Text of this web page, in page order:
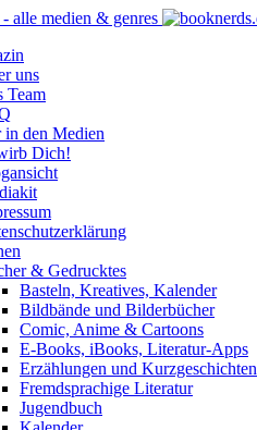
uns
Team
in den Medien
Dich!
& Gedrucktes
Basteln, Kreatives, Kalender
Bildbände und Bilderbücher
Comic, Anime & Cartoons
E-Books, iBooks, Literatur-Apps
Erzählungen und Kurzgeschichten
Fremdsprachige Literatur
Jugendbuch